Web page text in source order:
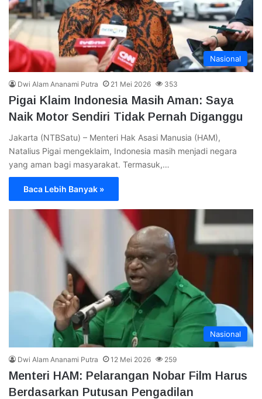
Nasional
Dwi Alam Ananami Putra 21 Mei 2026 353
Pigai Klaim Indonesia Masih Aman: Saya
Naik Motor Sendiri Tidak Pernah Diganggu
Jakarta (NTBSatu) – Menteri Hak Asasi Manusia (HAM),
Natalius Pigai mengeklaim, Indonesia masih menjadi negara
yang aman bagi masyarakat. Termasuk,…
Baca Lebih Banyak »
Nasional
Dwi Alam Ananami Putra 12 Mei 2026 259
Menteri HAM: Pelarangan Nobar Film Harus
Berdasarkan Putusan Pengadilan